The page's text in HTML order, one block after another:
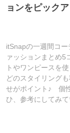
ョンをピック
itSnapの一週間コ
ァッションまとめ
トやワンピースを
どのスタイリング
せがポイント♪ 個
ひ、参考にしてみ